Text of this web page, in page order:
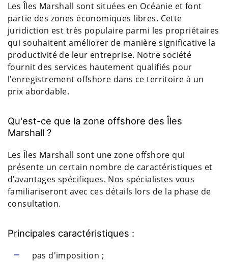
Les Îles Marshall sont situées en Océanie et font
partie des zones économiques libres. Cette
juridiction est très populaire parmi les propriétaires
qui souhaitent améliorer de manière significative la
productivité de leur entreprise. Notre société
fournit des services hautement qualifiés pour
l'enregistrement offshore dans ce territoire à un
prix abordable.
Qu'est-ce que la zone offshore des Îles
Marshall ?
Les Îles Marshall sont une zone offshore qui
présente un certain nombre de caractéristiques et
d'avantages spécifiques. Nos spécialistes vous
familiariseront avec ces détails lors de la phase de
consultation.
Principales caractéristiques :
pas d'imposition ;